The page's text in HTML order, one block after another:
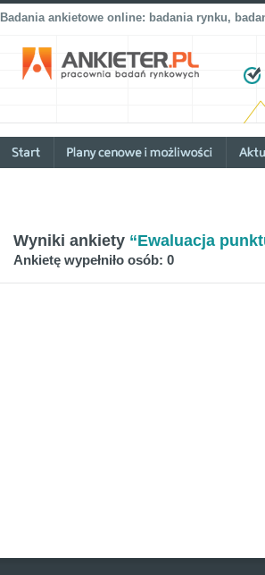
Badania ankietowe online: badania rynku,
Wyniki ankiety “Ewaluacja
Ankietę wypełniło osób: 0